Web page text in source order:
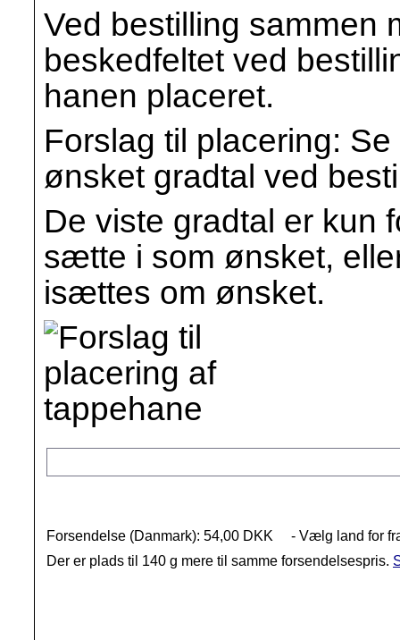
Ved bestilling sammen
beskedfeltet ved
hanen placeret.
Forslag til placering:
ønsket gradtal ved
De viste gradtal er kun
sætte i som ønsket,
isættes om ønsket.
Forsendelse (Danmark): 54,00 DKK
- Vælg land for
Der er plads til 140 g mere til samme forsendelsespris.